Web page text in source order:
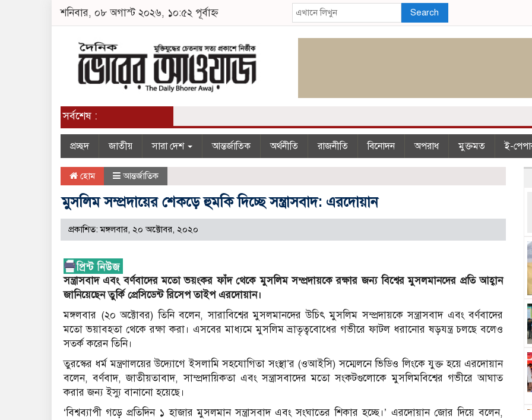
শনিবার, ০৮ অগাস্ট ২০২৬, ১০:৫২ পূর্বাহ্ন Search
সর্বশেষ :
প্রচ্ছদ জাতীয় সারা দেশ আন্তর্জাতিক অর্থনীতি রাজনীতি বিনোদন অপরাধ মুক্তমত ই-
হোম আন্তর্জাতিক
মুসলিম সম্প্রদায়ের শেকড়ে হুমকি দিচ্ছে সন্ত্রাসবাদ: এরদোয়ান
প্রকাশিত: মঙ্গলবার, ২০ অক্টোবর, ২০২০
সন্ত্রাসবাদ এবং বর্ণবাদের মতো ভয়ংকর ফাঁদ থেকে মুসলিম সম্প্রদায়কে রক্ষার জন্য বিশ্বের মুসলমানদের প্রতি আহ্বান
জানিয়েছেন তুর্কি প্রেসিডেন্ট রিসেপ তাইপ এরদোয়ান।
মঙ্গলবার (২০ অক্টোবর) তিনি বলেন, সারাবিশ্বের মুসলমানদের উচিৎ মুসলিম সম্প্রদায়কে সন্ত্রাসবাদ এবং বর্ণবাদের
মতো ভয়াবহতা থেকে রক্ষা করা। এসবের মাধ্যমে মুসলিম ভ্রাতৃত্ববোধের গভীরে ফাটল ধরানোর ষড়যন্ত্র চলছে বলেও
সতর্ক করেন তিনি।
তুরস্কের ধর্ম মন্ত্রণালয়ের উদ্যোগে ইসলামি সহযোগিতা সংস্থা’র (ওআইসি) সম্মেলনে ভিডিও লিংকে যুক্ত হয়ে এরদোয়ান
বলেন, বর্ণবাদ, জাতীয়তাবাদ, সাম্প্রদায়িকতা এবং সন্ত্রাসবাদের মতো সংকটগুলোকে মুসলিমবিশ্বের গভীরে আঘাত
করার জন্য ইস্যু বানানো হয়েছে।
‘বিশ্বব্যাপী গড়ে প্রতিদিন ১ হাজার মুসলমান সন্ত্রাসবাদ এবং সংঘাতের শিকার হচ্ছে।’ এরদোয়ান জোর দিয়ে বলেন,